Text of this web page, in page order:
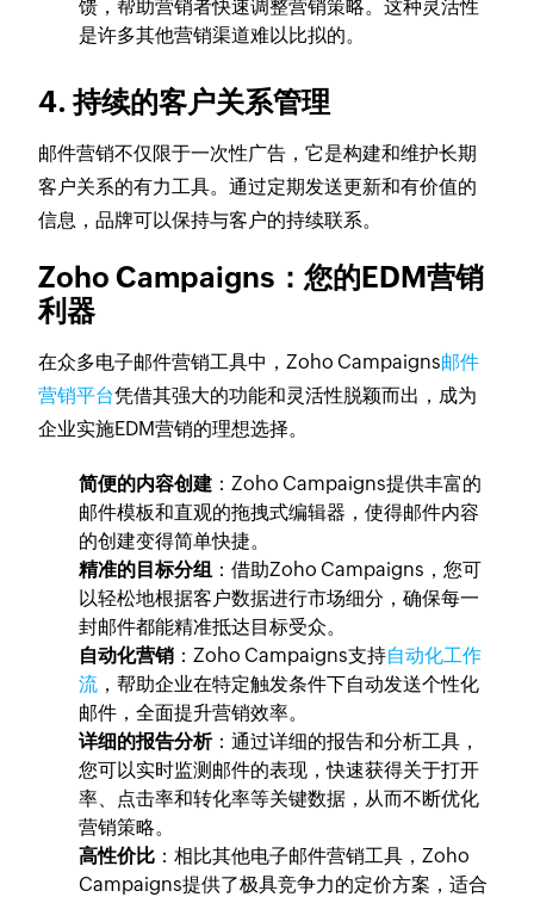
馈，帮助营销者快速调整营销策略。这种灵活性
是许多其他营销渠道难以比拟的。
4. 持续的客户关系管理
邮件营销不仅限于一次性广告，它是构建和维护长期
客户关系的有力工具。通过定期发送更新和有价值的
信息，品牌可以保持与客户的持续联系。
Zoho Campaigns：您的EDM营销
利器
在众多电子邮件营销工具中，Zoho Campaigns邮件
营销平台凭借其强大的功能和灵活性脱颖而出，成为
企业实施EDM营销的理想选择。
简便的内容创建 ：Zoho Campaigns提供丰富的
邮件模板和直观的拖拽式编辑器，使得邮件内容
的创建变得简单快捷。
精准的目标分组 ：借助Zoho Campaigns，您可
以轻松地根据客户数据进行市场细分，确保每一
封邮件都能精准抵达目标受众。
自动化营销 ：Zoho Campaigns支持自动化工作
流 ，帮助企业在特定触发条件下自动发送个性化
邮件，全面提升营销效率。
详细的报告分析：通过详细的报告和分析工具，
您可以实时监测邮件的表现，快速获得关于打开
率、点击率和转化率等关键数据，从而不断优化
营销策略。
高性价比 ：相比其他电子邮件营销工具，Zoho
Campaigns提供了极具竞争力的定价方案，适合